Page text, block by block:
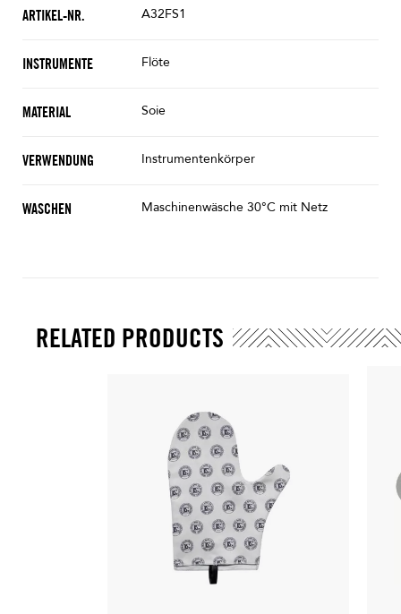
ARTIKEL-NR. A32FS1
INSTRUMENTE Flöte
MATERIAL Soie
VERWENDUNG Instrumentenkörper
WASCHEN Maschinenwäsche 30°C mit Netz
RELATED PRODUCTS